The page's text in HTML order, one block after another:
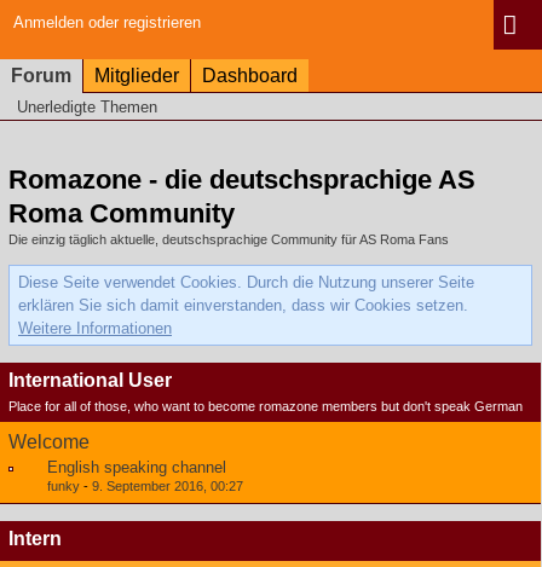
Anmelden oder registrieren
Forum Mitglieder Dashboard
Unerledigte Themen
Romazone - die deutschsprachige AS
Roma Community
Die einzig täglich aktuelle, deutschsprachige Community für AS Roma Fans
Diese Seite verwendet Cookies. Durch die Nutzung unserer Seite
erklären Sie sich damit einverstanden, dass wir Cookies setzen.
Weitere Informationen
International User
Place for all of those, who want to become romazone members but don't speak German
Welcome
English speaking channel
funky - 9. September 2016, 00:27
Intern